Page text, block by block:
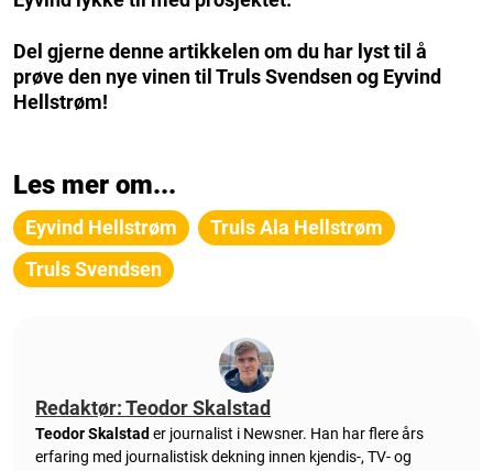
Del gjerne denne artikkelen om du har lyst til å
prøve den nye vinen til Truls Svendsen og Eyvind
Hellstrøm!
Les mer om...
Eyvind Hellstrøm
Truls Ala Hellstrøm
Truls Svendsen
Redaktør: Teodor Skalstad
Teodor Skalstad er journalist i Newsner. Han har flere års
erfaring med journalistisk dekning innen kjendis-, TV- og